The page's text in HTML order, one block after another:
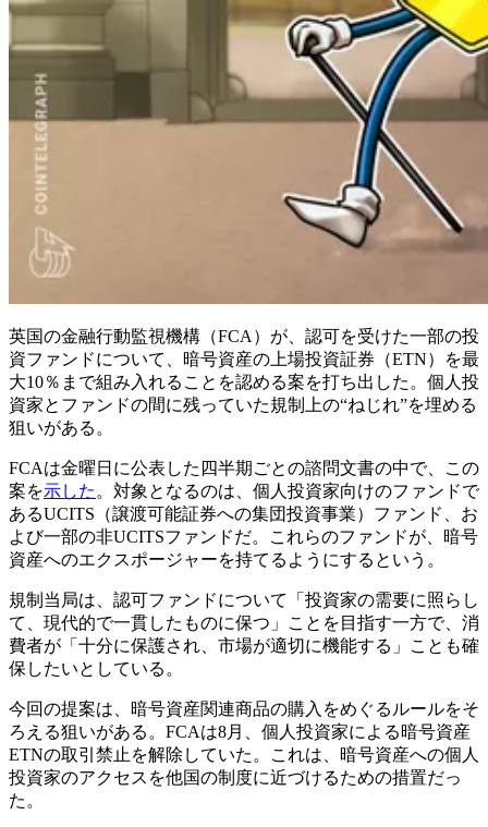
英国の金融行動監視機構（FCA）が、認可を受けた一部の投
資ファンドについて、暗号資産の上場投資証券（ETN）を最
大10％まで組み入れることを認める案を打ち出した。個人投
資家とファンドの間に残っていた規制上の“ねじれ”を埋める
狙いがある。
FCAは金曜日に公表した四半期ごとの諮問文書の中で、この
案を示した 。対象となるのは、個人投資家向けのファンドで
あるUCITS（譲渡可能証券への集団投資事業）ファンド、お
よび一部の非UCITSファンドだ。これらのファンドが、暗号
資産へのエクスポージャーを持てるようにするという。
規制当局は、認可ファンドについて「投資家の需要に照らし
て、現代的で一貫したものに保つ」ことを目指す一方で、消
費者が「十分に保護され、市場が適切に機能する」ことも確
保したいとしている。
今回の提案は、暗号資産関連商品の購入をめぐるルールをそ
ろえる狙いがある。FCAは8月、個人投資家による暗号資産
ETNの取引禁止を解除していた。これは、暗号資産への個人
投資家のアクセスを他国の制度に近づけるための措置だっ
た。